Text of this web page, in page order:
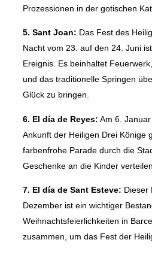
Prozessionen in der gotischen
5. Sant Joan: Das Fest des
Nacht vom 23. auf den 24. Juni
Ereignis. Es beinhaltet
und das traditionelle Springen
Glück zu bringen.
6. El día de Reyes: Am 6.
Ankunft der Heiligen Drei Könige
farbenfrohe Parade durch die
Geschenke an die Kinder verteilen.
7. El día de Sant Esteve: Dieser
Dezember ist ein wichtiger
Weihnachtsfeierlichkeiten in
zusammen, um das Fest der